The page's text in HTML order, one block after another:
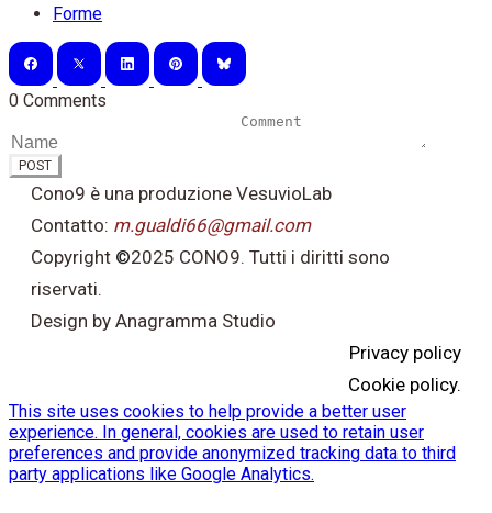
Forme
0 Comments
POST
Cono9 è una produzione VesuvioLab
Contatto: m.gualdi66@gmail.com
Copyright ©2025 CONO9. Tutti i diritti sono
riservati.
Design by Anagramma Studio
Privacy policy
Cookie policy.
This site uses cookies to help provide a better user
experience. In general, cookies are used to retain user
preferences and provide anonymized tracking data to third
party applications like Google Analytics.